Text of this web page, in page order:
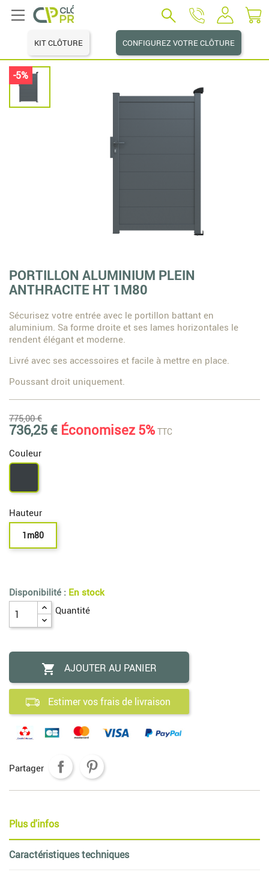
KIT CLÔTURE CONFIGUREZ VOTRE CLÔTURE
-5%
PORTILLON ALUMINIUM PLEIN
ANTHRACITE HT 1M80
Sécurisez votre entrée avec le portillon battant en
aluminium. Sa forme droite et ses lames horizontales le
rendent élégant et moderne.
Livré avec ses accessoires et facile à mettre en place.
Poussant droit uniquement.
775,00 €
736,25 € Économisez 5% TTC
Couleur
Gris
Hauteur
1m80
Disponibilité : En stock
Quantité
 AJOUTER AU PANIER
Estimer vos frais de livraison
Partager
Plus d'infos
Caractéristiques techniques